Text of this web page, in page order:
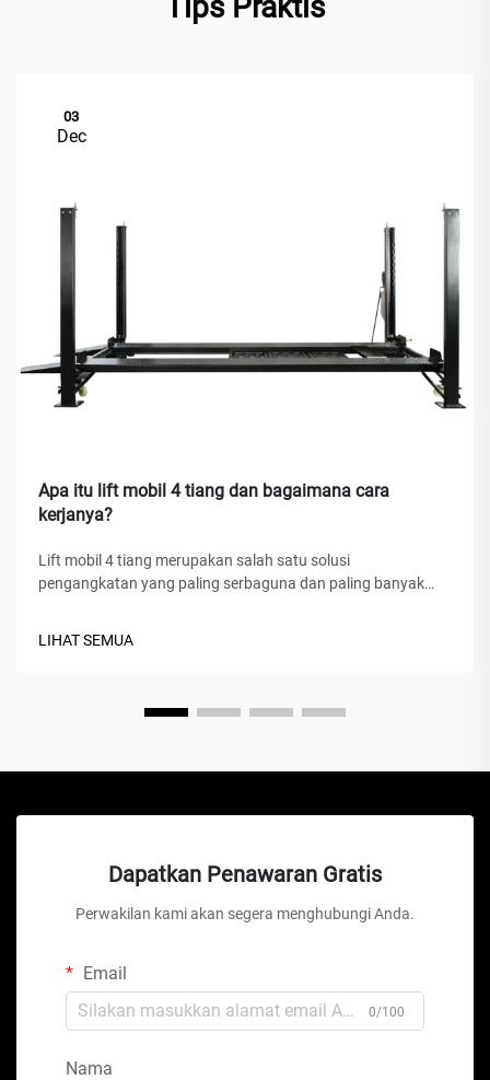
03
Dec
Apa itu lift mobil 4 tiang dan bagaimana cara
kerjanya?
Lift mobil 4 tiang merupakan salah satu solusi
pengangkatan yang paling serbaguna dan paling banyak
LIHAT SEMUA
Dapatkan Penawaran Gratis
Perwakilan kami akan segera menghubungi Anda.
Email
0/100
Nama